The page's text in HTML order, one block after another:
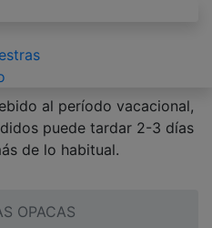
al período vacacional,
puede tardar 2-3 días
de lo habitual.
OPACAS